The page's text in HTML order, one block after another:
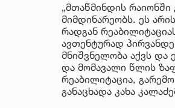
„მთაწმინდის
მიმდინარეობს. ეს
რადგან
ავთენტურად
მნიშვნელობა აქვს და
და მომავალი წლის
რეაბილიტაცია,
განაცხადა კახა